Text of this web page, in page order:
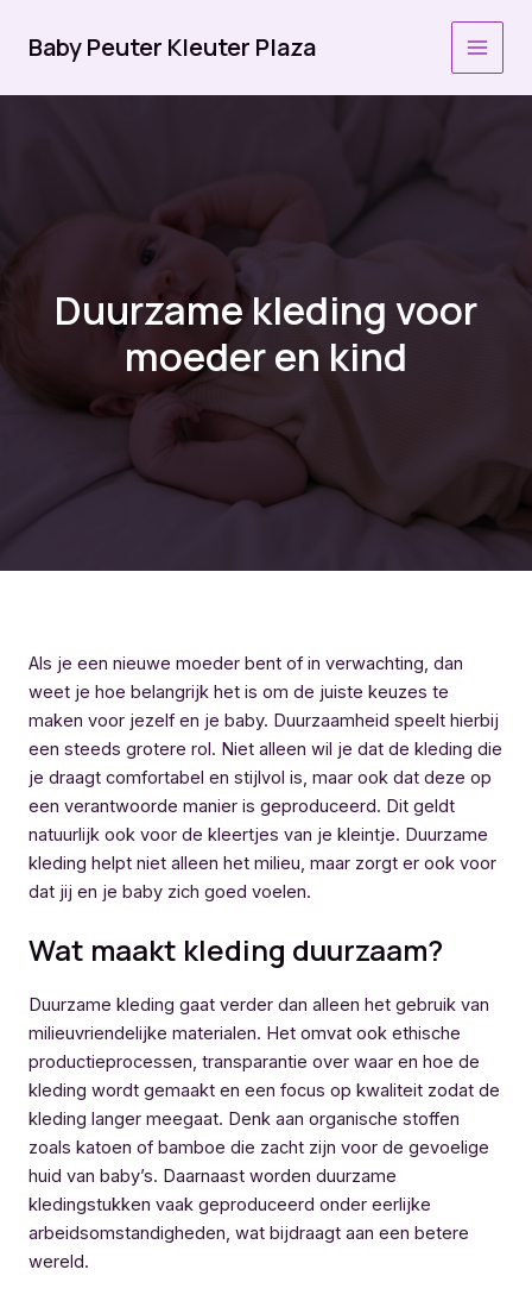
naar
inhoud
Baby Peuter Kleuter Plaza
Duurzame kleding voor
moeder en kind
Als je een nieuwe moeder bent of in verwachting, dan
weet je hoe belangrijk het is om de juiste keuzes te
maken voor jezelf en je baby. Duurzaamheid speelt hierbij
een steeds grotere rol. Niet alleen wil je dat de kleding die
je draagt comfortabel en stijlvol is, maar ook dat deze op
een verantwoorde manier is geproduceerd. Dit geldt
natuurlijk ook voor de kleertjes van je kleintje. Duurzame
kleding helpt niet alleen het milieu, maar zorgt er ook voor
dat jij en je baby zich goed voelen.
Wat maakt kleding duurzaam?
Duurzame kleding gaat verder dan alleen het gebruik van
milieuvriendelijke materialen. Het omvat ook ethische
productieprocessen, transparantie over waar en hoe de
kleding wordt gemaakt en een focus op kwaliteit zodat de
kleding langer meegaat. Denk aan organische stoffen
zoals katoen of bamboe die zacht zijn voor de gevoelige
huid van baby’s. Daarnaast worden duurzame
kledingstukken vaak geproduceerd onder eerlijke
arbeidsomstandigheden, wat bijdraagt aan een betere
wereld.